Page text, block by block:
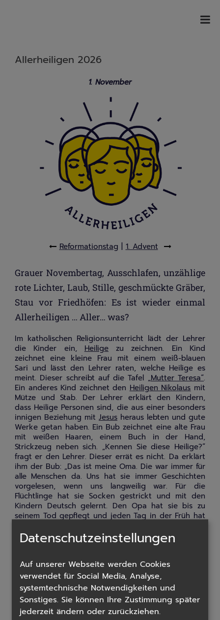
Allerheiligen 2026
1. November
Reformationstag 1. Advent
Grauer Novembertag, Ausschlafen, unzählige
rote Lichter, Laub, Stille, geschmückte Gräber,
Stau vor Friedhöfen: Es ist wieder einmal
Allerheiligen … Aller… was?
Im katholischen Religionsunterricht lädt der Lehrer
die Kinder ein, Heiligezu zeichnen. Ein Kind
zeichnet eine kleine Frau mit einem weiß-blauen
Sari und lässt den Lehrer raten, welche Heilige es
meint. Dieser schreibt auf die Tafel „Mutter Teresa“.
Ein anderes Kind zeichnet den Heiligen Nikolaus mit
Mütze und Stab. Der Lehrer erklärt den Kindern,
dass Heilige Personen sind, die aus einer besonders
innigen Beziehung mit Jesus heraus lebten und gute
Werke getan haben. Ein Bub zeichnet eine alte Frau
mit weißen Haaren, einem Buch in der Hand,
Strickzeug neben sich. „Kennen Sie diese Heilige?“
fragt er den Lehrer. Dieser errät es nicht. Da erklärt
ihm der Bub: „Das ist meine Oma. Die war immer für
alle Menschen da. Uns hat sie immer Geschichten
vorgelesen, wenn uns langweilig war. Für die
Flüchtlinge hat sie Socken gestrickt und mit den
Kindern Deutsch gelernt. Den Opa hat sie bis zu
seinem Tod gepflegt und jeden Tag in der Früh hat
heute speziell etwas Gutes tun kann. Bei ihrem
Begräbnis haben viele Leute gemeint, dass die
ist.“ Der Lehrer schreibt daraufhin auch den Namen
der Oma auf die Liste der Heiligen an der Tafel.
In frühchristlichen Schriften werden alle Christinnen
und Christen als „Heilige“ bezeichnet. Bald wurde
dieser Titel jedoch nur noch für Menschen
Datenschutzeinstellungen
Auf unserer Webseite werden Cookies
verwendet für Social Media, Analyse,
systemtechnische Notwendigkeiten und
Sonstiges. Sie können Ihre Zustimmung später
jederzeit ändern oder zurückziehen.